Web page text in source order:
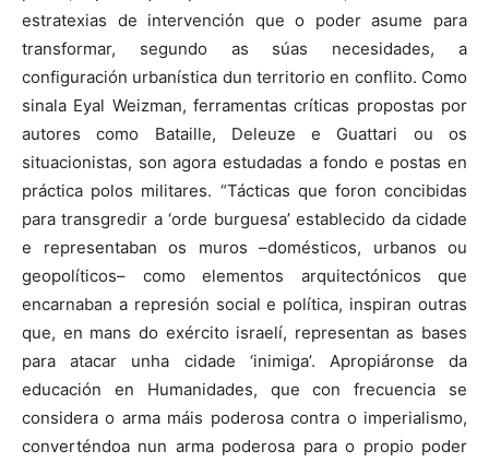
estratexias de intervención que o poder asume para
transformar, segundo as súas necesidades, a
configuración urbanística dun territorio en conflito. Como
sinala Eyal Weizman, ferramentas críticas propostas por
autores como Bataille, Deleuze e Guattari ou os
situacionistas, son agora estudadas a fondo e postas en
práctica polos militares. “Tácticas que foron concibidas
para transgredir a ‘orde burguesa’ establecido da cidade
e representaban os muros –domésticos, urbanos ou
geopolíticos– como elementos arquitectónicos que
encarnaban a represión social e política, inspiran outras
que, en mans do exército israelí, representan as bases
para atacar unha cidade ‘inimiga’. Apropiáronse da
educación en Humanidades, que con frecuencia se
considera o arma máis poderosa contra o imperialismo,
converténdoa nun arma poderosa para o propio poder